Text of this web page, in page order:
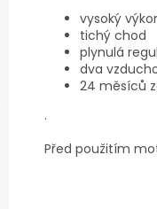
vysoký
tichý chod
plynulá
dva
24 měsíců
.
Před použitím